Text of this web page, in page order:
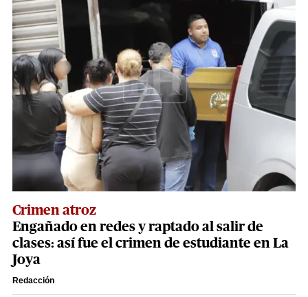
Crimen atroz
Engañado en redes y raptado al salir de
clases: así fue el crimen de estudiante en La
Joya
Redacción